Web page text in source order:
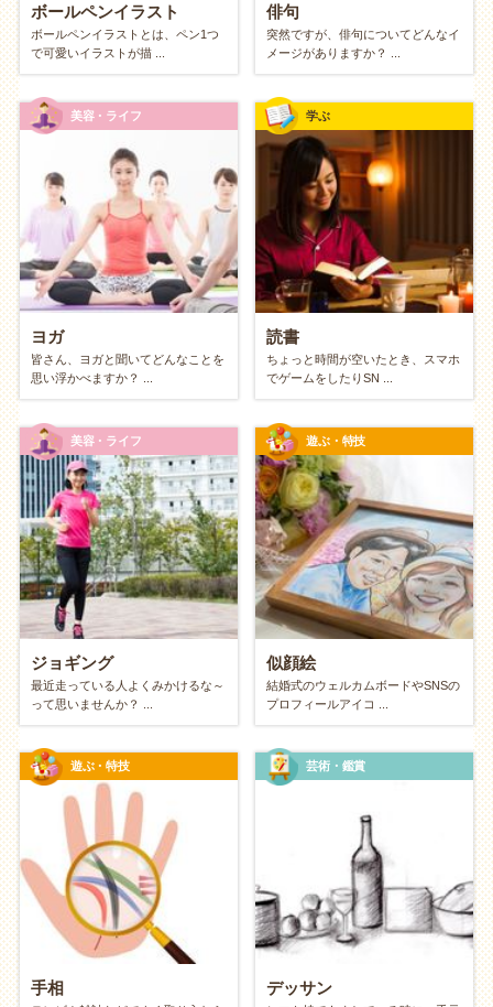
トにあふれています。入場料のかからない場所で知識
を深めたり、季節の風を感じながら散歩をしたり。街
かなくても充実した休日が過ごせます。
あるものを活かす「工夫スタイル」
新しい道具を買うのではなく、今あるものや、身近な
環境をフル活用する楽しみ方です。例えば、読み終わ
った本を読み返してみる、家にある食材だけで絶品料
理を作ってみる、スマホの無料アプリを使い倒すな
ど。「制限があるからこそ燃える」というゲームのよ
うな感覚で、創意工夫する面白さを味わえます。
ル」
お金の代わりに「時間」と「体」を使う楽しみ方で
す。自重トレーニングで体を鍛える、語学を独学す
る、瞑想をする、歌を歌う。元手は「自分自身」だ
け。失うものは何もなく、やればやるほど知識や筋
肉、健康といった「プライスレスな資産」が自分の中
に積み上がっていく、最もリターン確実な投資です。
お金のかからない趣味のメリット
精神面：消費疲れからの解放と自由
「元を取らなきゃ」というプレッシャーがな
い
高価な道具や月謝が発生すると、どうしても「やらな
きゃ損」という義務感が生まれてしまいがちです。お
金がかかっていなければ、そのプレッシャーはゼロ。
いつでも気軽に始められて、合わなければすぐにやめ
ボールペンイラスト
ボールペンイラストとは、ペン1つ
で可愛いイラストが描 ...
俳句
突然ですが、俳句についてどんなイ
メージがありますか？ ...
美容・ライフ
ヨガ
皆さん、ヨガと聞いてどんなことを
思い浮かべますか？ ...
学ぶ
読書
ちょっと時間が空いたとき、スマホ
でゲームをしたりSN ...
美容・ライフ
ジョギング
最近走っている人よくみかけるな～
って思いませんか？ ...
遊ぶ・特技
似顔絵
結婚式のウェルカムボードやSNSの
プロフィールアイコ ...
遊ぶ・特技
手相
芸術・鑑賞
デッサン